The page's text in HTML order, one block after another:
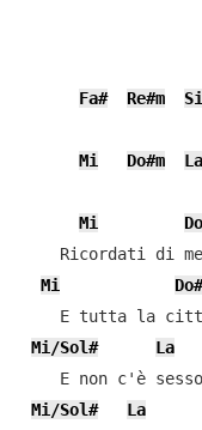
Fa# Re#m Si
Mi Do#m La
Mi
Ricordati di
Mi
E tutta la
Mi/Sol#
La
E non c'è
Mi/Sol#
La